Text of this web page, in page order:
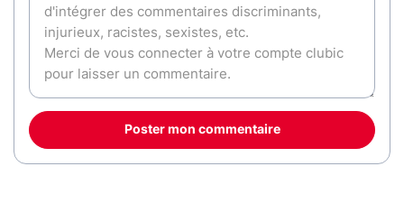
Poster mon commentaire